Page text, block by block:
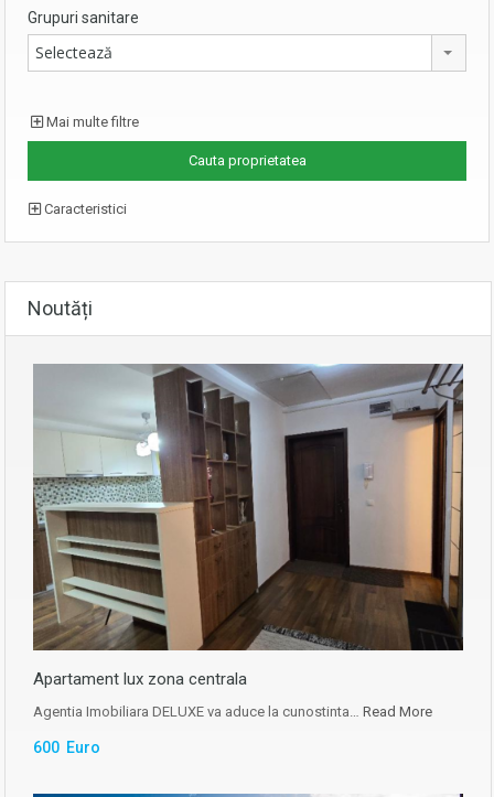
Grupuri sanitare
Selectează
Mai multe filtre
Caracteristici
Noutăți
Apartament lux zona centrala
Agentia Imobiliara DELUXE va aduce la cunostinta… Read More
600 Euro